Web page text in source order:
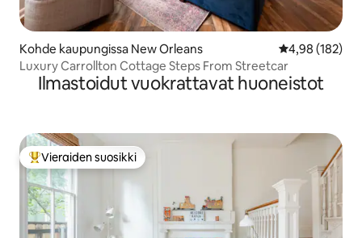
Kohde kaupungissa New Orleans
4,98 (182)
Luxury Carrollton Cottage Steps From Streetcar
Ilmastoidut vuokrattavat huoneistot
Vieraiden suosikkien parhaimmistoa
Vieraiden suosikki